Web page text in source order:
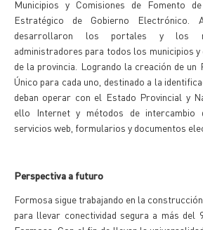
Municipios y Comisiones de Fomento
Estratégico de Gobierno
desarrollaron los portales y los
administradores para todos los municipios
de la provincia. Logrando la creación de un
Único para cada uno, destinado a la
deban operar con el Estado Provincial y
ello Internet y métodos de intercambio
servicios web, formularios y documentos
Perspectiva a futuro
Formosa sigue trabajando en la
para llevar conectividad segura a más del